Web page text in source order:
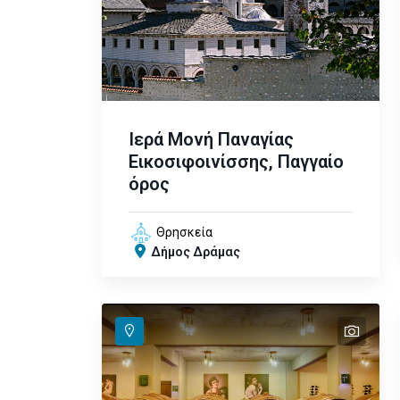
Ιερά Μονή Παναγίας
Εικοσιφοινίσσης, Παγγαίο
όρος
Θρησκεία
Δήμος Δράμας
text
text
text
text
text
text
text
text